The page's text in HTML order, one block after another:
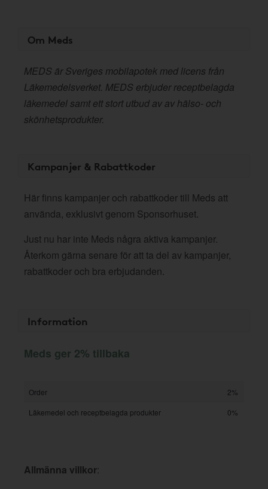
Om Meds
MEDS är Sveriges mobilapotek med licens från
Läkemedelsverket. MEDS erbjuder receptbelagda
läkemedel samt ett stort utbud av av hälso- och
skönhetsprodukter.
Kampanjer & Rabattkoder
Här finns kampanjer och rabattkoder till Meds att
använda, exklusivt genom Sponsorhuset.
Just nu har inte Meds några aktiva kampanjer.
Återkom gärna senare för att ta del av kampanjer,
rabattkoder och bra erbjudanden.
Information
Meds ger 2% tillbaka
Order
2%
Läkemedel och receptbelagda produkter
0%
Allmänna villkor: